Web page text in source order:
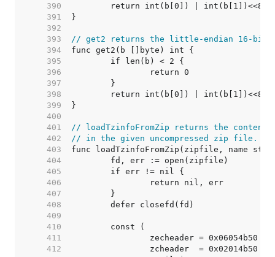
   390
   391
   392
   393
// get2 returns the little-endian 16-bit
   394
   395
   396
   397
   398
   399
   400
   401
// loadTzinfoFromZip returns the
   402
// in the given uncompressed zip file.
   403
   404
   405
   406
   407
   408
   409
   410
   411
   412